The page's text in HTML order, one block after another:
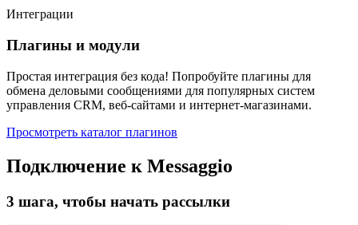
Интеграции
Плагины и модули
Простая интеграция без кода! Попробуйте плагины для
обмена деловыми сообщениями для популярных систем
управления CRM, веб-сайтами и интернет-магазинами.
Просмотреть каталог плагинов
Подключение к Messaggio
3 шага, чтобы начать рассылки